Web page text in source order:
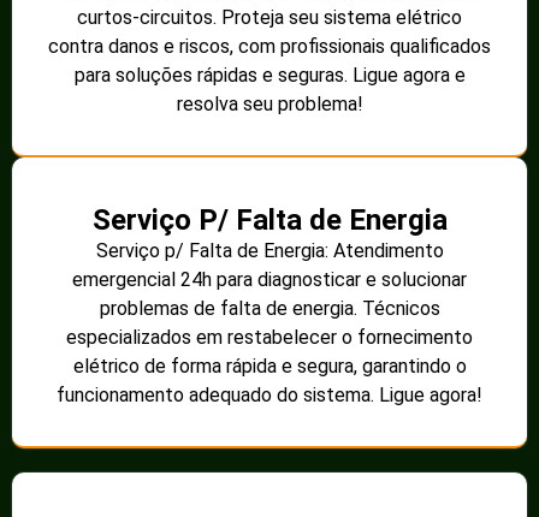
curtos-circuitos. Proteja seu sistema elétrico
contra danos e riscos, com profissionais qualificados
para soluções rápidas e seguras. Ligue agora e
resolva seu problema!
Serviço P/ Falta de Energia
Serviço p/ Falta de Energia: Atendimento
emergencial 24h para diagnosticar e solucionar
problemas de falta de energia. Técnicos
especializados em restabelecer o fornecimento
elétrico de forma rápida e segura, garantindo o
funcionamento adequado do sistema. Ligue agora!